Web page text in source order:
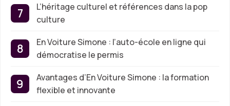
L’héritage culturel et références dans la pop
culture
En Voiture Simone : l’auto-école en ligne qui
démocratise le permis
Avantages d’En Voiture Simone : la formation
flexible et innovante